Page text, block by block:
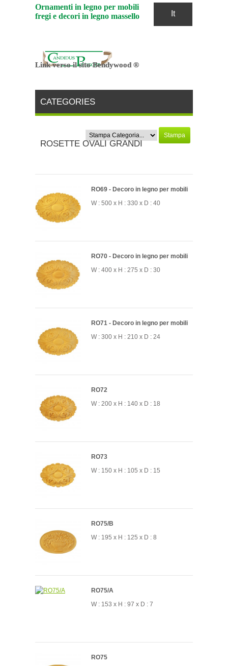
It
Ornamenti in legno per mobili
fregi e decori in legno massello
Link verso il sito Bendywood ®
Link verso il sito Bendywood ®
CATEGORIES
Stampa
ROSETTE OVALI GRANDI
RO69 - Decoro in legno per mobili
W : 500 x H : 330 x D : 40
RO70 - Decoro in legno per mobili
W : 400 x H : 275 x D : 30
RO71 - Decoro in legno per mobili
W : 300 x H : 210 x D : 24
RO72
W : 200 x H : 140 x D : 18
RO73
W : 150 x H : 105 x D : 15
RO75/B
W : 195 x H : 125 x D : 8
RO75/A
W : 153 x H : 97 x D : 7
RO75